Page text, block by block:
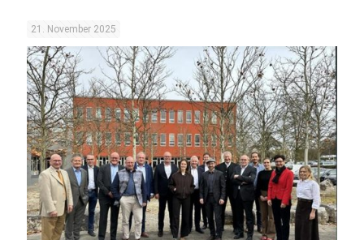
21. November 2025